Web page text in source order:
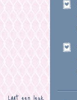
Laat een leuk